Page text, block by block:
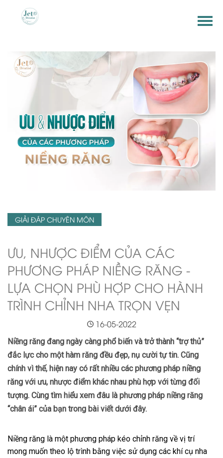
GIẢI ĐÁP CHUYÊN MÔN
ƯU, NHƯỢC ĐIỂM CỦA CÁC
PHƯƠNG PHÁP NIỀNG RĂNG -
LỰA CHỌN PHÙ HỢP CHO HÀNH
TRÌNH CHỈNH NHA TRỌN VẸN
16-05-2022
Niềng răng đang ngày càng phổ biến và trở thành “trợ thủ”
đắc lực cho một hàm răng đều đẹp, nụ cười tự tin. Cũng
chính vì thế, hiện nay có rất nhiều các phương pháp niềng
răng với ưu, nhược điểm khác nhau phù hợp với từng đối
tượng. Cùng tìm hiểu xem đâu là phương pháp niềng răng
“chân ái” của bạn trong bài viết dưới đây.
Niềng răng là một phương pháp kéo chỉnh răng về vị trí
mong muốn theo lộ trình bằng việc sử dụng các khí cụ nha